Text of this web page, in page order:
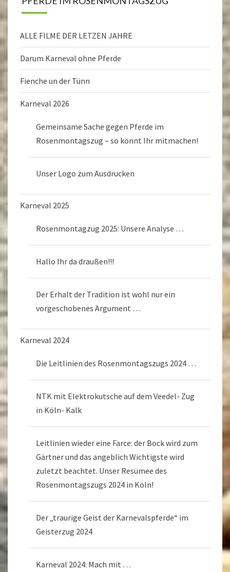
ALLE FILME DER LETZEN JAHRE
Darum Karneval ohne Pferde
Fienche un der Tünn
Karneval 2026
Gemeinsame Sache gegen Pferde im
Rosenmontagszug – so könnt Ihr mitmachen!
Unser Logo zum Ausdrucken
Karneval 2025
Rosenmontagzug 2025: Unsere Analyse …
Hallo Ihr da draußen!!!
Der Erhalt der Tradition ist wohl nur ein
vorgeschobenes Argument …
Karneval 2024
Die Leitlinien des Rosenmontagszugs 2024 …
NTK mit Elektrokutsche auf dem Veedel- Zug
in Köln- Kalk
Leitlinien wieder eine Farce: der Bock wird zum
Gärtner und das angeblich Wichtigste wird
zuletzt beachtet. Unser Resümee des
Rosenmontagszugs 2024 in Köln!
Der „traurige Geist der Karnevalspferde“ im
Geisterzug 2024
Karneval 2024: Mach mit …